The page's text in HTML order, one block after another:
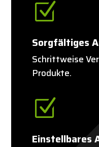
Z
Sorgfältiges
Schrittweise
Produkte.
Z
Einstellbares